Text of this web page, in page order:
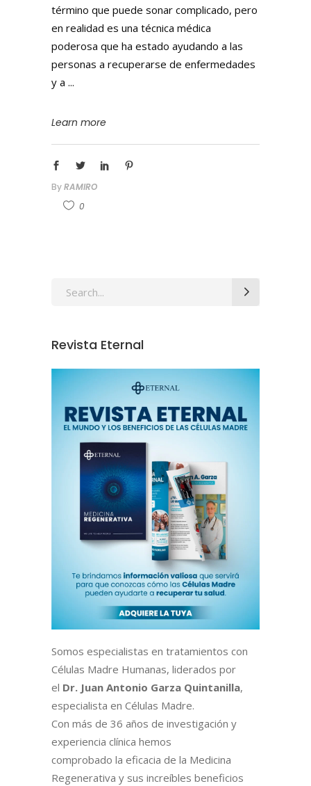
término que puede sonar complicado, pero
en realidad es una técnica médica
poderosa que ha estado ayudando a las
personas a recuperarse de enfermedades
y a
Learn more
ByRAMIRO
0
Revista Eternal
Somos especialistas en tratamientos con
Células Madre Humanas, liderados por
el Dr. Juan Antonio Garza Quintanilla,
especialista en Células Madre.
Con más de 36 años de investigación y
experiencia clínica hemos
comprobado la eficacia de la Medicina
Regenerativa y sus increíbles beneficios